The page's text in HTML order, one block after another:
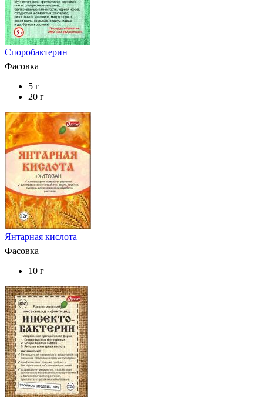
Споробактерин
Фасовка
5 г
20 г
Янтарная кислота
Фасовка
10 г